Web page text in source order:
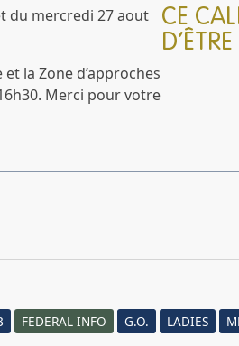
du mercredi 27 aout
la Zone d’approches
Merci pour votre
CE
FEDERAL INFO G.O. LADIES